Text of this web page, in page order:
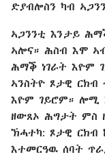
ድያብሎስን ካብ
ኣጋንንቲ እንታይ
ኣሎና። ሕስብ እሞ
ሕማቕ ነገራት እዮም
ኣንስትዮ ጾታዊ ርክብ
እዮም ገይሮም። ሎሚ
ዘውጸኦ ሕግታት ምስ
ኽሓተካ: ጾታዊ ርክብ
እተመርዓዉ ሰባት